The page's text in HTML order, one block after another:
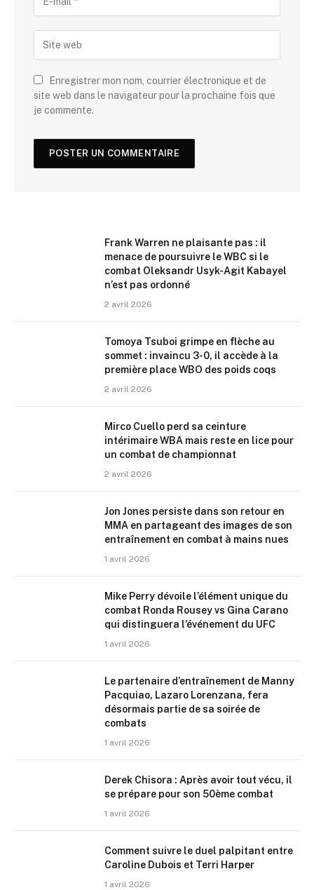
Enregistrer mon nom, courrier électronique et de
site web dans le navigateur pour la prochaine fois que
je commente.
Frank Warren ne plaisante pas : il
menace de poursuivre le WBC si le
combat Oleksandr Usyk-Agit Kabayel
n’est pas ordonné
2 avril 2026
Tomoya Tsuboi grimpe en flèche au
sommet : invaincu 3-0, il accède à la
première place WBO des poids coqs
2 avril 2026
Mirco Cuello perd sa ceinture
intérimaire WBA mais reste en lice pour
un combat de championnat
2 avril 2026
Jon Jones persiste dans son retour en
MMA en partageant des images de son
entraînement en combat à mains nues
1 avril 2026
Mike Perry dévoile l’élément unique du
combat Ronda Rousey vs Gina Carano
qui distinguera l’événement du UFC
1 avril 2026
Le partenaire d’entraînement de Manny
Pacquiao, Lazaro Lorenzana, fera
désormais partie de sa soirée de
combats
1 avril 2026
Derek Chisora : Après avoir tout vécu, il
se prépare pour son 50ème combat
1 avril 2026
Comment suivre le duel palpitant entre
Caroline Dubois et Terri Harper
1 avril 2026